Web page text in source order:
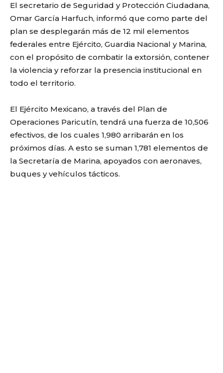
El secretario de Seguridad y Protección Ciudadana,
Omar García Harfuch, informó que como parte del
plan se desplegarán más de 12 mil elementos
federales entre Ejército, Guardia Nacional y Marina,
con el propósito de combatir la extorsión, contener
la violencia y reforzar la presencia institucional en
todo el territorio.
El Ejército Mexicano, a través del Plan de
Operaciones Paricutín, tendrá una fuerza de 10,506
efectivos, de los cuales 1,980 arribarán en los
próximos días. A esto se suman 1,781 elementos de
la Secretaría de Marina, apoyados con aeronaves,
buques y vehículos tácticos.